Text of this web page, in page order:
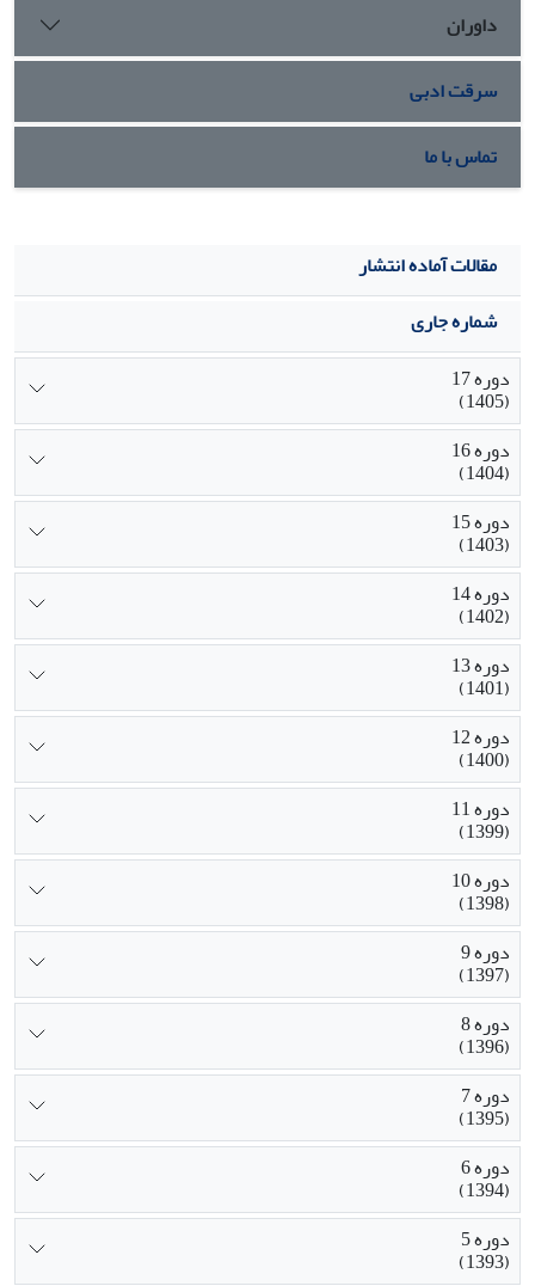
داوران
سرقت ادبی
تماس با ما
مقالات آماده انتشار
شماره جاری
دوره 17
(1405)
دوره 16
(1404)
دوره 15
(1403)
دوره 14
(1402)
دوره 13
(1401)
دوره 12
(1400)
دوره 11
(1399)
دوره 10
(1398)
دوره 9
(1397)
دوره 8
(1396)
دوره 7
(1395)
دوره 6
(1394)
دوره 5
(1393)